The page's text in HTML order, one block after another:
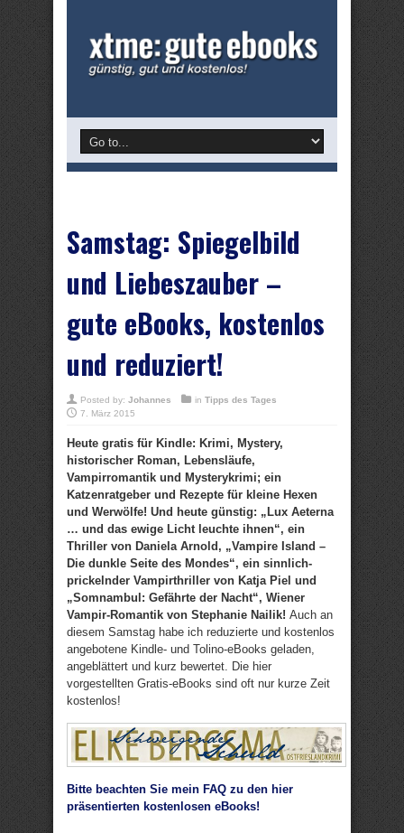
Samstag: Spiegelbild
und Liebeszauber –
gute eBooks, kostenlos
und reduziert!
Posted by: Johannes in Tipps des Tages
7. März 2015
Heute gratis für Kindle: Krimi, Mystery,
historischer Roman, Lebensläufe,
Vampirromantik und Mysterykrimi; ein
Katzenratgeber und Rezepte für kleine Hexen
und Werwölfe! Und heute günstig: „Lux Aeterna
… und das ewige Licht leuchte ihnen“, ein
Thriller von Daniela Arnold, „Vampire Island –
Die dunkle Seite des Mondes“, ein sinnlich-
prickelnder Vampirthriller von Katja Piel und
„Somnambul: Gefährte der Nacht“, Wiener
Vampir-Romantik von Stephanie Nailik! Auch an
diesem Samstag habe ich reduzierte und kostenlos
angebotene Kindle- und Tolino-eBooks geladen,
angeblättert und kurz bewertet. Die hier
vorgestellten Gratis-eBooks sind oft nur kurze Zeit
kostenlos!
Bitte beachten Sie mein FAQ zu den hier
präsentierten kostenlosen eBooks!